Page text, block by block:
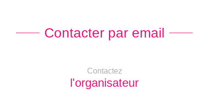
Contacter par email
Contactez
l'organisateur